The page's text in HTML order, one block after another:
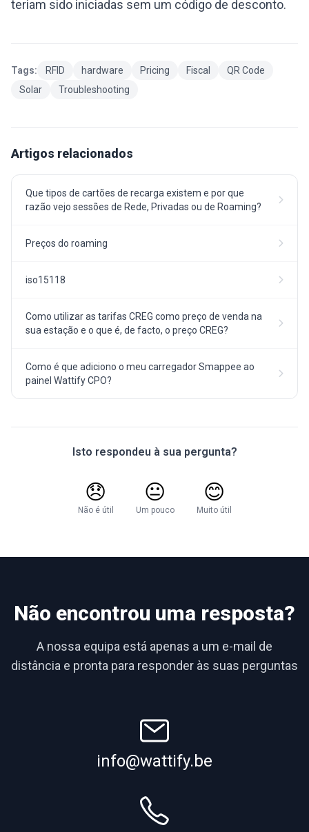
teriam sido iniciadas sem um código de desconto.
Tags: RFID hardware Pricing Fiscal
QR Code
Solar
Troubleshooting
Artigos relacionados
Que tipos de cartões de recarga existem e por que
razão vejo sessões de Rede, Privadas ou de Roaming?
Preços do roaming
iso15118
Como utilizar as tarifas CREG como preço de venda na
sua estação e o que é, de facto, o preço CREG?
Como é que adiciono o meu carregador Smappee ao
painel Wattify CPO?
Isto respondeu à sua pergunta?
😞
Não é útil
😐
Um pouco
😊
Muito útil
Não encontrou uma resposta?
A nossa equipa está apenas a um e-mail de
distância e pronta para responder às suas perguntas
info@wattify.be